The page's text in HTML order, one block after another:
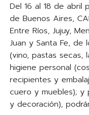
Del 16 al 18 de abril
de Buenos Aires,
Entre Ríos, Jujuy,
Juan y Santa Fe, de
(vino, pastas
higiene personal
recipientes y
cuero y muebles); y
y decoración),